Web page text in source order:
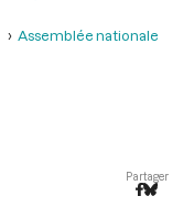
Assemblée nationale
Partager